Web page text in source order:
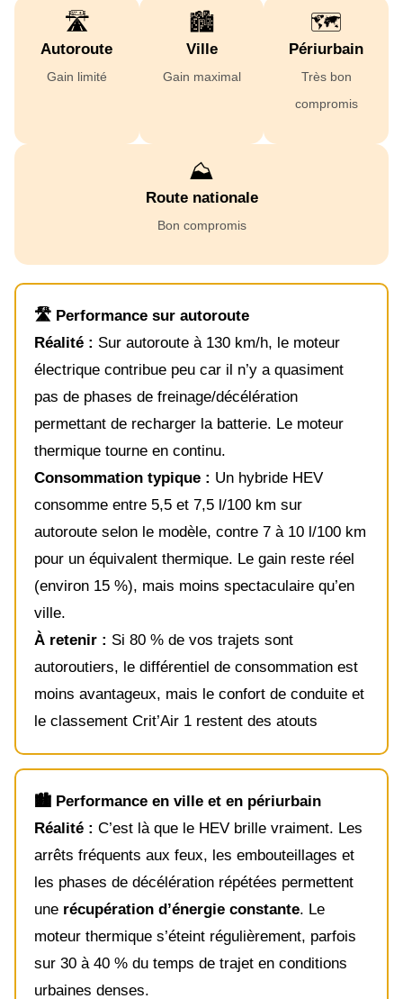
🛣️
Autoroute
Gain limité
🏙️
Ville
Gain maximal
🗺️
Périurbain
Très bon
compromis
⛰️
Route nationale
Bon compromis
🛣️ Performance sur autoroute
Réalité : Sur autoroute à 130 km/h, le moteur
électrique contribue peu car il n’y a quasiment
pas de phases de freinage/décélération
permettant de recharger la batterie. Le moteur
thermique tourne en continu.
Consommation typique : Un hybride HEV
consomme entre 5,5 et 7,5 l/100 km sur
autoroute selon le modèle, contre 7 à 10 l/100 km
pour un équivalent thermique. Le gain reste réel
(environ 15 %), mais moins spectaculaire qu’en
ville.
À retenir : Si 80 % de vos trajets sont
autoroutiers, le différentiel de consommation est
moins avantageux, mais le confort de conduite et
le classement Crit’Air 1 restent des atouts
🏙️ Performance en ville et en périurbain
Réalité : C’est là que le HEV brille vraiment. Les
arrêts fréquents aux feux, les embouteillages et
les phases de décélération répétées permettent
une récupération d’énergie constante. Le
moteur thermique s’éteint régulièrement, parfois
sur 30 à 40 % du temps de trajet en conditions
urbaines denses.